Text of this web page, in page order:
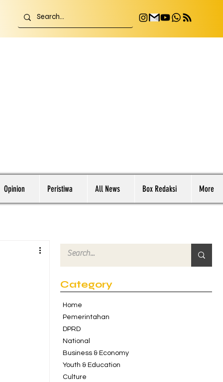
Opinion Peristiwa All News Box Redaksi More
Category
Home
Pemerintahan
DPRD
National
Business & Economy
Youth & Education
Culture